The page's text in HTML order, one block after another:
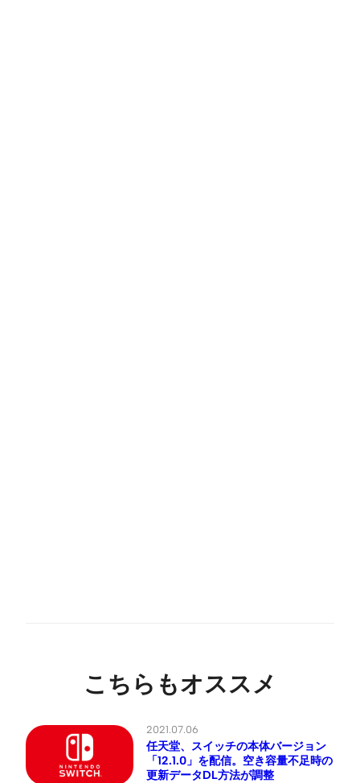
こちらもオススメ
2021.07.06
任天堂、スイッチの本体バージョン
「12.1.0」を配信。空き容量不足時の
更新データDL方法が調整